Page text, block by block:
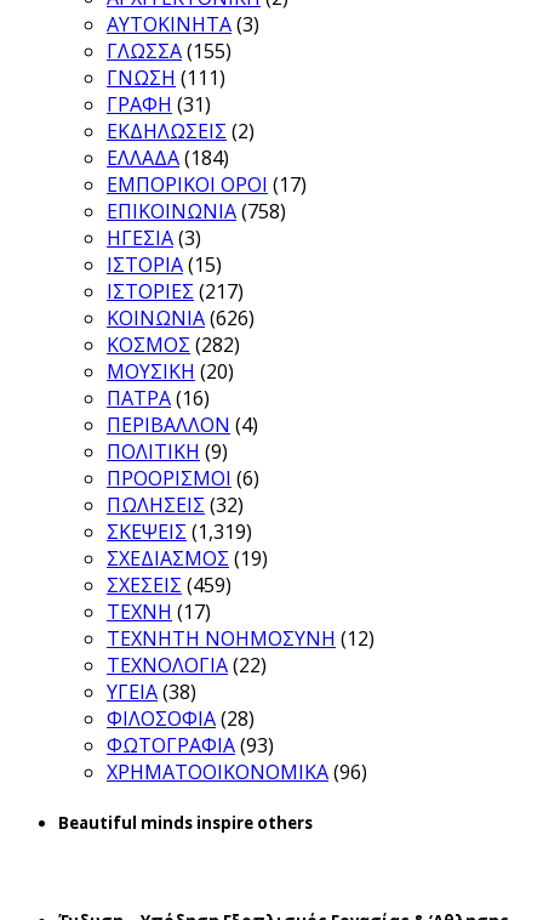
ΑΥΤΟΚΙΝΗΤΑ(3)
ΓΛΩΣΣΑ(155)
ΓΝΩΣΗ (111)
ΓΡΑΦΗ (31)
ΕΚΔΗΛΩΣΕΙΣ (2)
ΕΛΛΑΔΑ(184)
ΕΜΠΟΡΙΚΟΙ ΟΡΟΙ (17)
ΕΠΙΚΟΙΝΩΝΙΑ(758)
ΗΓΕΣΙΑ(3)
ΙΣΤΟΡΙΑ(15)
ΙΣΤΟΡΙΕΣ (217)
ΚΟΙΝΩΝΙΑ(626)
ΚΟΣΜΟΣ (282)
ΜΟΥΣΙΚΗ (20)
ΠΑΤΡΑ(16)
ΠΕΡΙΒΑΛΛΟΝ (4)
ΠΟΛΙΤΙΚΗ (9)
ΠΡΟΟΡΙΣΜΟΙ (6)
ΠΩΛΗΣΕΙΣ (32)
ΣΚΕΨΕΙΣ (1,319)
ΣΧΕΔΙΑΣΜΟΣ (19)
ΣΧΕΣΕΙΣ (459)
ΤΕΧΝΗ (17)
ΤΕΧΝΗΤΗ ΝΟΗΜΟΣΥΝΗ (12)
ΤΕΧΝΟΛΟΓΙΑ(22)
ΥΓΕΙΑ(38)
ΦΙΛΟΣΟΦΙΑ(28)
ΦΩΤΟΓΡΑΦΙΑ(93)
ΧΡΗΜΑΤΟΟΙΚΟΝΟΜΙΚΑ(96)
Beautiful minds inspire others